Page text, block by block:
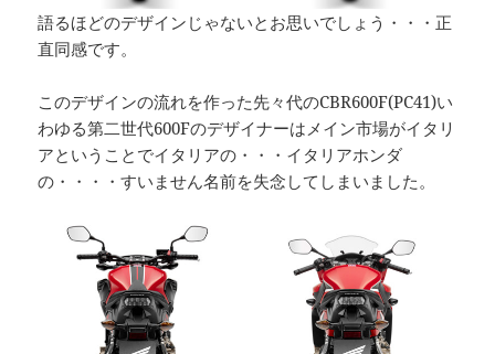
語るほどのデザインじゃないとお思いでしょう・・・正
直同感です。
このデザインの流れを作った先々代のCBR600F(PC41)い
わゆる第二世代600Fのデザイナーはメイン市場がイタリ
アということでイタリアの・・・イタリアホンダ
の・・・・すいません名前を失念してしまいました。